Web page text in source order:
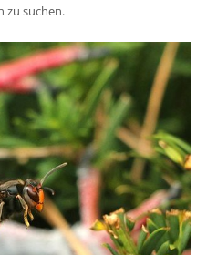
zu suchen.